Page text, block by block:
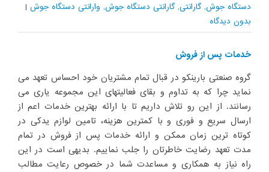
دستگاه جوش,گارانتی,گارانتی دستگاه جوش, وارانتی دستگاه جوش |
بدون ديدگاه
خدمات پس از فروش
گروه صنعتی بارینکو در قبال تمام مشتریان خود احساس تعهد می
نماید چرا که به تداوم و بقای فعالیتهای این مجموعه یاری می
رسانند. از این رو تلاش داریم تا با ارائه بهترین خدمات اعم از
ارسال سریع و فوری و با کمترین هزینه، تامین لوازم یدکی در
کوتاه ترین زمان ممکن و ارائه خدمات پس از فروش در تمام
مدت تعهد رضایت خاطرتان را جلب نماییم. بدیهی است در این
راه نیاز به همکاری و مساعدت شما در خصوص رعایت مطالب